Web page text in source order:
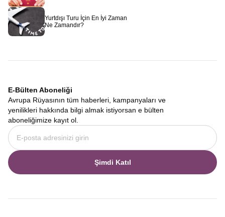
Yurtdışı Turu İçin En İyi Zaman
Ne Zamandır?
E-Bülten Aboneliği
Avrupa Rüyasının tüm haberleri, kampanyaları ve
yenilikleri hakkında bilgi almak istiyorsan e bülten
aboneliğimize kayıt ol.
Şimdi Katıl